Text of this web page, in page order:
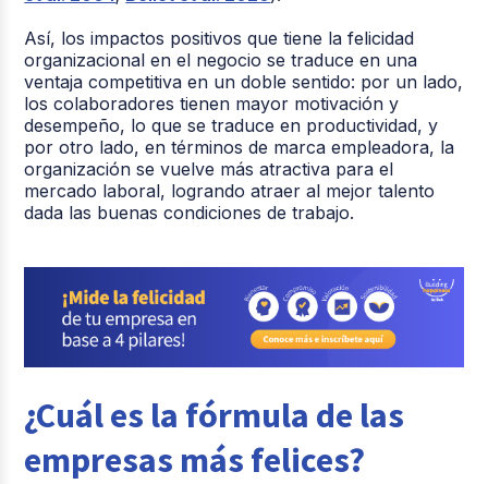
Así, los impactos positivos que tiene la felicidad
organizacional en el negocio se traduce en una
ventaja competitiva en un doble sentido: por un lado,
los colaboradores tienen mayor motivación y
desempeño, lo que se traduce en productividad, y
por otro lado, en términos de marca empleadora, la
organización se vuelve más atractiva para el
mercado laboral, logrando atraer al mejor talento
dada las buenas condiciones de trabajo.
¿Cuál es la fórmula de las
empresas más felices?